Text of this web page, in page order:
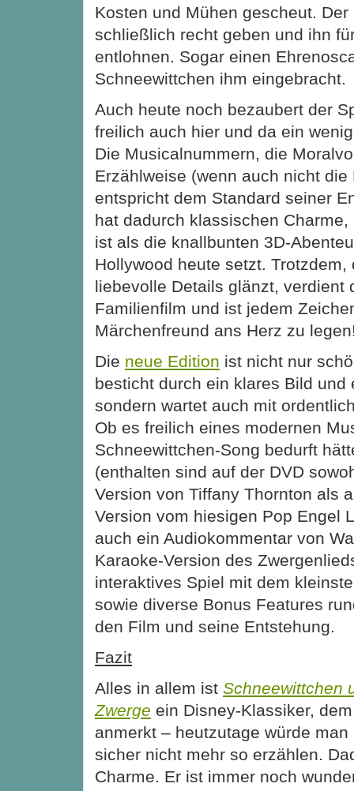
Kosten und Mühen gescheut.
schließlich recht geben und ihn
entlohnen. Sogar einen
Schneewittchen ihm eingebracht.
Auch heute noch bezaubert der
freilich auch hier und da ein
Die Musicalnummern, die
Erzählweise (wenn auch nicht
entspricht dem Standard seiner
hat dadurch klassischen
ist als die knallbunten 3D-
Hollywood heute setzt.
liebevolle Details glänzt, verdient
Familienfilm und ist jedem
Märchenfreund ans Herz zu
Die neue Edition ist nicht nur
besticht durch ein klares Bild und
sondern wartet auch mit
Ob es freilich eines modernen
Schneewittchen-Song bedurft
(enthalten sind auf der DVD
Version von Tiffany Thornton als
Version vom hiesigen Pop Engel
auch ein Audiokommentar von
Karaoke-Version des
interaktives Spiel mit dem
sowie diverse Bonus Features
den Film und seine Entstehung.
Fazit
Alles in allem ist Schneewittchen
Zwerge ein Disney-Klassiker,
anmerkt – heutzutage würde
sicher nicht mehr so erzählen.
Charme. Er ist immer noch